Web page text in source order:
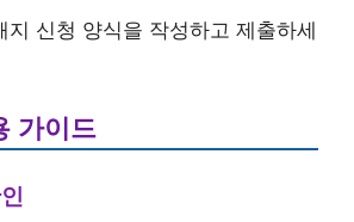
지 신청 양식을 작성하고 제출하세
가이드